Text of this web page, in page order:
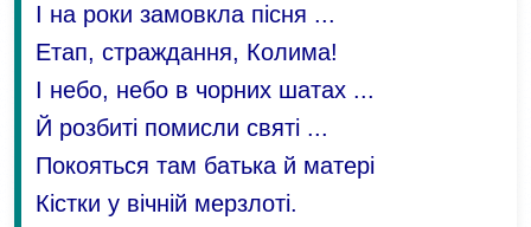
І на роки замовкла пісня ...
Етап, страждання, Колима!
І небо, небо в чорних шатах ...
Й розбиті помисли святі ...
Покояться там батька й матері
Кістки у вічній мерзлоті.